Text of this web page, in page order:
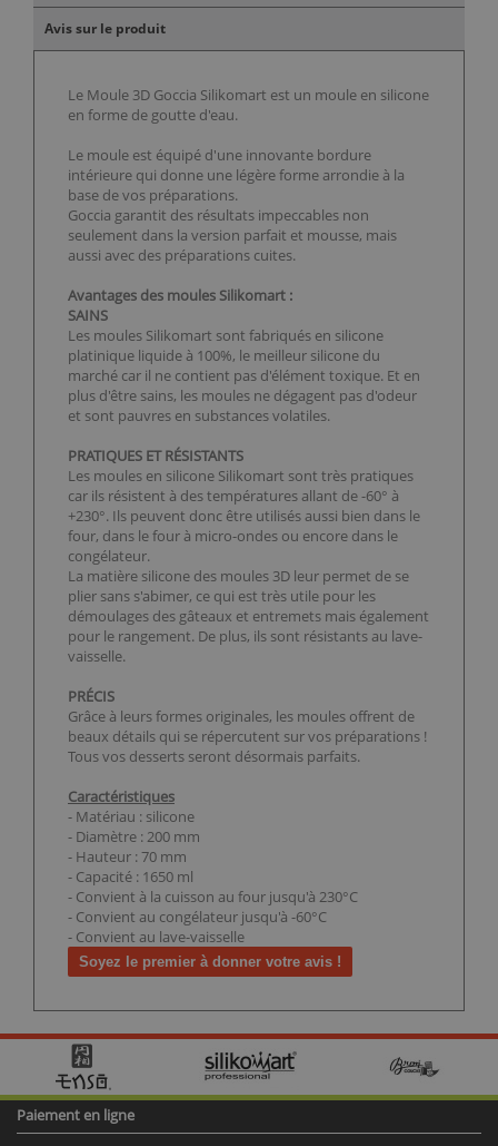
Avis sur le produit
Le Moule 3D Goccia Silikomart est un moule en silicone
en forme de goutte d'eau.
Le moule est équipé d'une innovante bordure
intérieure qui donne une légère forme arrondie à la
base de vos préparations.
Goccia garantit des résultats impeccables non
seulement dans la version parfait et mousse, mais
aussi avec des préparations cuites.
Avantages des moules Silikomart :
SAINS
Les moules Silikomart sont fabriqués en silicone
platinique liquide à 100%, le meilleur silicone du
marché car il ne contient pas d'élément toxique. Et en
plus d'être sains, les moules ne dégagent pas d'odeur
et sont pauvres en substances volatiles.
PRATIQUES ET RÉSISTANTS
Les moules en silicone Silikomart sont très pratiques
car ils résistent à des températures allant de -60° à
+230°. Ils peuvent donc être utilisés aussi bien dans le
four, dans le four à micro-ondes ou encore dans le
congélateur.
La matière silicone des moules 3D leur permet de se
plier sans s'abimer, ce qui est très utile pour les
démoulages des gâteaux et entremets mais également
pour le rangement. De plus, ils sont résistants au lave-
vaisselle.
PRÉCIS
Grâce à leurs formes originales, les moules offrent de
beaux détails qui se répercutent sur vos préparations !
Tous vos desserts seront désormais parfaits.
Caractéristiques
- Matériau : silicone
- Diamètre : 200 mm
- Hauteur : 70 mm
- Capacité : 1650 ml
- Convient à la cuisson au four jusqu'à 230°C
- Convient au congélateur jusqu'à -60°C
- Convient au lave-vaisselle
Soyez le premier à donner votre avis !
Paiement en ligne